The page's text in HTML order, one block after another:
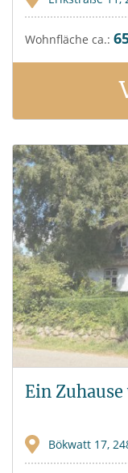
Wohnfläche ca.:
Ein
Bökwatt 17,